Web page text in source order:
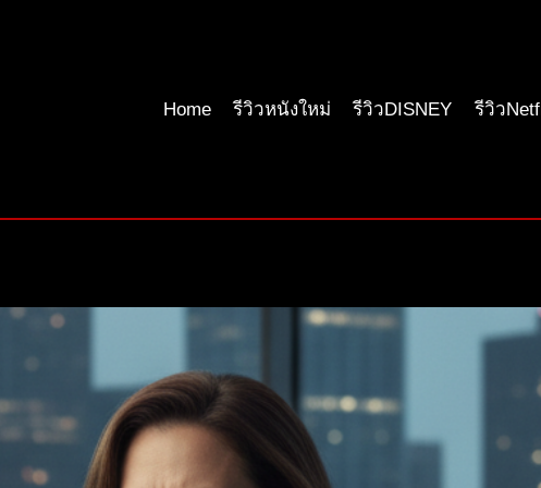
Home
รีวิวหนังใหม่ รีวิวDISNEY รีวิว